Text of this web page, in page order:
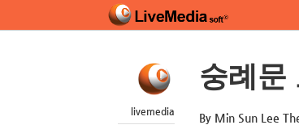
livemedia
숭례문
By Min Sun Lee